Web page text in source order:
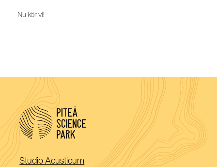
Nu kör vi!
Studio Acusticum (Öppnas